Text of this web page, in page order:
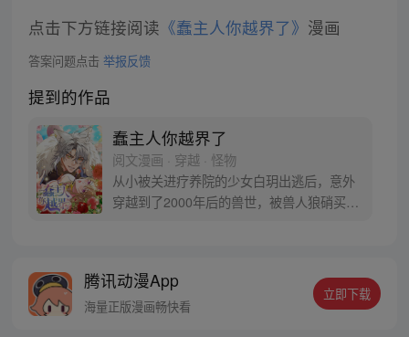
点击下方链接阅读 《蠢主人你越界了》 漫画
答案问题点击 举报反馈
提到的作品
蠢主人你越界了
阅文漫画 · 穿越 · 怪物
从小被关进疗养院的少女白玥出逃后，意外
穿越到了2000年后的兽世，被兽人狼硝买回
有“铲屎官”的日子好像也不错。但是，他怎
么对身为宠物的我酱酱酿酿……不可以！蠢
腾讯动漫App
海量正版漫画畅快看
立即下载